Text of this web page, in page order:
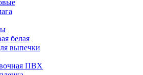
белая
выпечки
ПВХ